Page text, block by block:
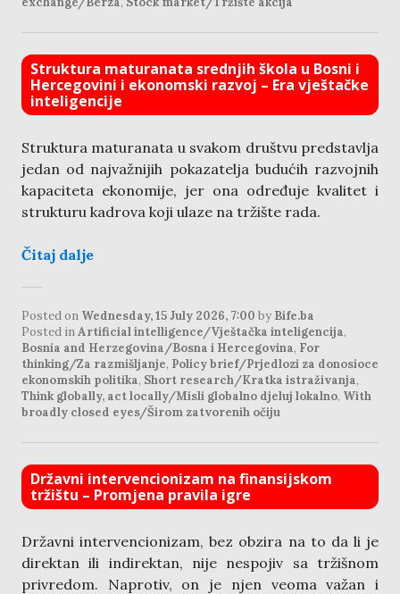
Struktura maturanata srednjih škola u Bosni i
Hercegovini i ekonomski razvoj – Era vještačke
inteligencije
Struktura maturanata u svakom društvu predstavlja
jedan od najvažnijih pokazatelja budućih razvojnih
kapaciteta ekonomije, jer ona određuje kvalitet i
strukturu kadrova koji ulaze na tržište rada.
Čitaj dalje
Posted on Wednesday, 15 July 2026, 7:00 by Bife.ba
Posted inArtificial intelligence/Vještačka inteligencija,
Bosnia and Herzegovina/Bosna i Hercegovina, For
thinking/Za razmišljanje, Policy brief/Prjedlozi za donosioce
ekonomskih politika, Short research/Kratka istraživanja,
Think globally, act locally/Misli globalno djeluj lokalno, With
broadly closed eyes/Širom zatvorenih očiju
Državni intervencionizam na finansijskom
tržištu – Promjena pravila igre
Državni intervencionizam, bez obzira na to da li je
direktan ili indirektan, nije nespojiv sa tržišnom
privredom. Naprotiv, on je njen veoma važan i